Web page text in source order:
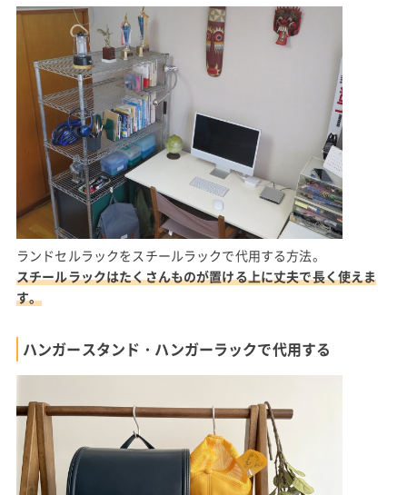
ランドセルラックをスチールラックで代用する方法。
スチールラックはたくさんものが置ける上に丈夫で長く使えま
す。
ハンガースタンド・ハンガーラックで代用する